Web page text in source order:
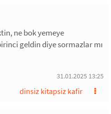
ne bok yemeye
geldin diye sormazlar mı
31.01.2025 13:25
dinsiz kitapsiz kafir